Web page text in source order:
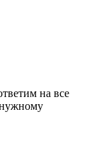
на все